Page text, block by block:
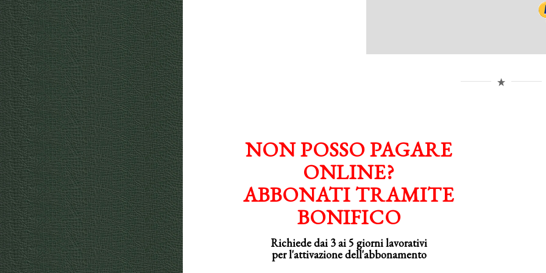
NON POSSO PAGARE
ONLINE?
ABBONATI TRAMITE
BONIFICO
Richiede dai 3 ai 5 giorni lavorativi
perl'attivazionedell'abbonamento